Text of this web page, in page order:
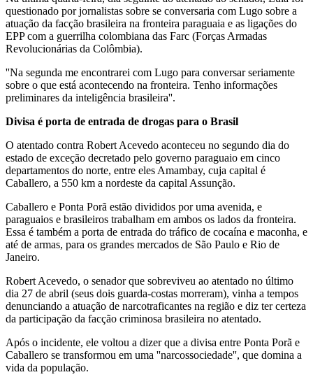
questionado por jornalistas sobre se conversaria com Lugo sobre a
atuação da facção brasileira na fronteira paraguaia e as ligações do
EPP com a guerrilha colombiana das Farc (Forças Armadas
Revolucionárias da Colômbia).
''Na segunda me encontrarei com Lugo para conversar seriamente
sobre o que está acontecendo na fronteira. Tenho informações
preliminares da inteligência brasileira''.
Divisa é porta de entrada de drogas para o Brasil
O atentado contra Robert Acevedo aconteceu no segundo dia do
estado de exceção decretado pelo governo paraguaio em cinco
departamentos do norte, entre eles Amambay, cuja capital é
Caballero, a 550 km a nordeste da capital Assunção.
Caballero e Ponta Porã estão divididos por uma avenida, e
paraguaios e brasileiros trabalham em ambos os lados da fronteira.
Essa é também a porta de entrada do tráfico de cocaína e maconha, e
até de armas, para os grandes mercados de São Paulo e Rio de
Janeiro.
Robert Acevedo, o senador que sobreviveu ao atentado no último
dia 27 de abril (seus dois guarda-costas morreram), vinha a tempos
denunciando a atuação de narcotraficantes na região e diz ter certeza
da participação da facção criminosa brasileira no atentado.
Após o incidente, ele voltou a dizer que a divisa entre Ponta Porã e
Caballero se transformou em uma ''narcossociedade'', que domina a
vida da população.